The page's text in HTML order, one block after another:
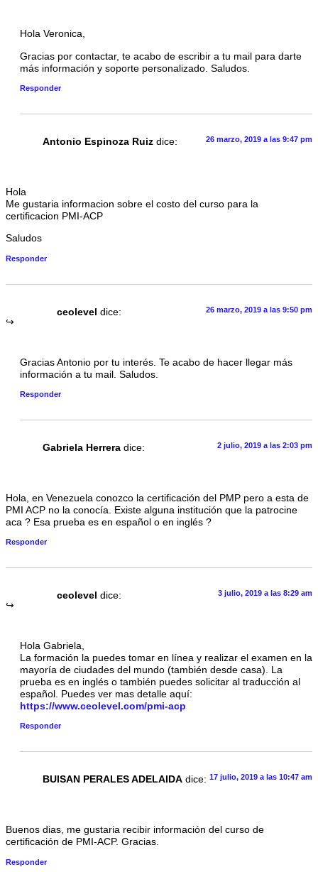
Hola Veronica,
Gracias por contactar, te acabo de escribir a tu mail para darte
más información y soporte personalizado. Saludos.
Responder
Antonio Espinoza Ruiz dice: 26 marzo, 2019 a las 9:47 pm
Hola
Me gustaria informacion sobre el costo del curso para la
certificacion PMI-ACP
Saludos
Responder
ceolevel dice: 26 marzo, 2019 a las 9:50 pm
Gracias Antonio por tu interés. Te acabo de hacer llegar más
información a tu mail. Saludos.
Responder
Gabriela Herrera dice: 2 julio, 2019 a las 2:03 pm
Hola, en Venezuela conozco la certificación del PMP pero a esta de
PMI ACP no la conocía. Existe alguna institución que la patrocine
aca ? Esa prueba es en español o en inglés ?
Responder
ceolevel dice: 3 julio, 2019 a las 8:29 am
Hola Gabriela,
La formación la puedes tomar en línea y realizar el examen en la
mayoría de ciudades del mundo (también desde casa). La
prueba es en inglés o también puedes solicitar al traducción al
español. Puedes ver mas detalle aquí:
https://www.ceolevel.com/pmi-acp
Responder
BUISAN PERALES ADELAIDA dice: 17 julio, 2019 a las 10:47 am
Buenos dias, me gustaria recibir información del curso de
certificación de PMI-ACP. Gracias.
Responder